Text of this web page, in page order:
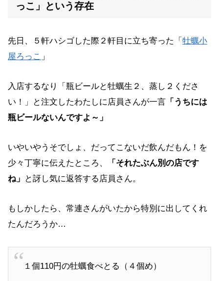
っこ」という存在
先日、５軒ハシゴした際２軒目に立ち寄った「 牡蠣小
屋ろっこ 」
入店するなり「瓶ビールと牡蠣生２、蒸し２くださ
い！」と注文したわたしに店員さんが一言 「うちには
瓶ビールないんですよ～」
いやいやうそでしょ、だってこないだ飲んだもん！を
少々丁寧に伝えたところ、
「それたぶん別の店です
ね」
と訝し気に返答する店員さん。
もしかしたら、常連さんがいたから特別に出してくれ
たんだろうか…
１個110円の牡蠣食べとる（４個め）